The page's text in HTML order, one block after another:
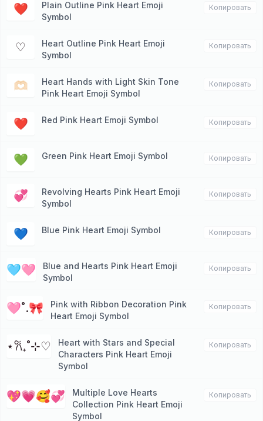
❤︎
Plain Outline Pink Heart Emoji
Symbol
Копировать
♡
Heart Outline Pink Heart Emoji
Symbol
Копировать
🫶🏻
Heart Hands with Light Skin Tone
Pink Heart Emoji Symbol
Копировать
❤️ Red Pink Heart Emoji Symbol Копировать
💚 Green Pink Heart Emoji Symbol Копировать
💞
Revolving Hearts Pink Heart Emoji
Symbol
Копировать
💙 Blue Pink Heart Emoji Symbol Копировать
🩵🩷
Blue and Hearts Pink Heart Emoji
Symbol
Копировать
🩷˚.🎀
Pink with Ribbon Decoration Pink
Heart Emoji Symbol
Копировать
⋆𐙚₊˚⊹♡
Heart with Stars and Special
Characters Pink Heart Emoji
Symbol
Копировать
💖💗🥰💞
Multiple Love Hearts
Collection Pink Heart Emoji
Symbol
Копировать